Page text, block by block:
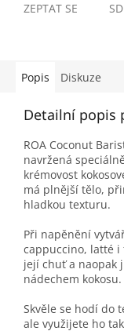
ZEPTAT SE
Popis Diskuze
Detailní popis
ROA Coconut
navržená
krémovost
má plnější tělo,
hladkou texturu.
Při napěnění
cappuccino, latté i
její chuť a naopak
nádechem kokosu.
Skvěle se hodí do
ale využijete ho